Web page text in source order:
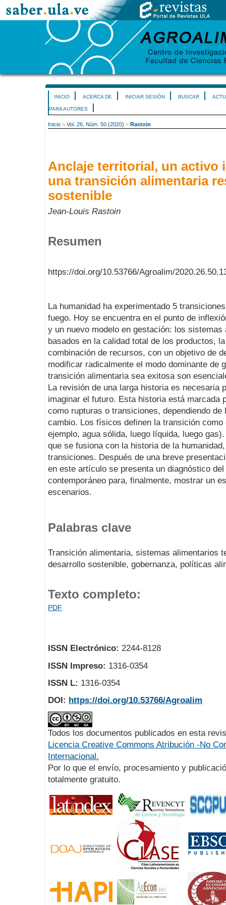
INICIO ACERCA DE INICIAR SESIÓN BUSCAR
PARA AUTORES
Inicio > Vol. 26, Núm. 50 (2020) > Rastoin
Anclaje territorial, un activo
una transición alimentaria
sostenible
Jean-Louis Rastoin
Resumen
https://doi.org/10.53766/Agroalim/
La humanidad ha experimentado 5
fuego. Hoy se encuentra en el punto de
y un nuevo modelo en gestación: los
basados en la calidad total de los productos,
combinación de recursos, con un objetivo de
modificar radicalmente el modo dominante de
transición alimentaria sea exitosa son
La revisión de una larga historia es necesaria
imaginar el futuro. Esta historia está marcada
como rupturas o transiciones, dependiendo
cambio. Los físicos definen la transición
ejemplo, agua sólida, luego líquida, luego
que se fusiona con la historia de la
transiciones. Después de una breve
en este artículo se presenta un diagnóstico
contemporáneo para, finalmente, mostrar un
escenarios.
Palabras clave
Transición alimentaria, sistemas alimentarios
desarrollo sostenible, gobernanza, políticas
Texto completo:
PDF
ISSN Electrónico: 2244-8128
ISSN Impreso: 1316-0354
ISSN L: 1316-0354
DOI: https://doi.org/10.53766/Agroalim
Todos los documentos publicados en esta
Licencia Creative Commons Atribución -No
Internacional.
Por lo que el envío, procesamiento y
totalmente gratuito.